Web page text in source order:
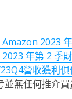
Amazon 2023
2023 年第 2 季
營收獲利
無任何推介買